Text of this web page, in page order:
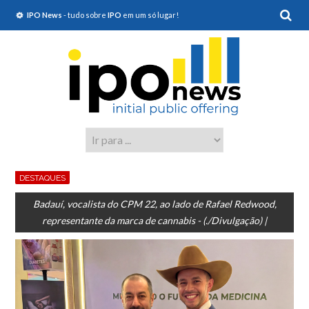
IPO News - tudo sobre IPO em um só lugar!
DESTAQUES
Badauí, vocalista do CPM 22, ao lado de Rafael Redwood,
representante da marca de cannabis - (./Divulgação) |